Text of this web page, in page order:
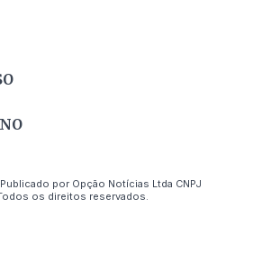
por Opção Notícias Ltda CNPJ
os direitos reservados.